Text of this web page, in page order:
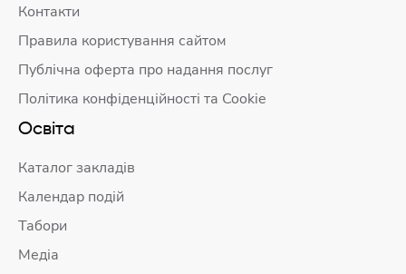
Контакти
Правила користування сайтом
Публічна оферта про надання послуг
Політика конфіденційності та Cookie
Освіта
Каталог закладів
Календар подій
Табори
Медіа